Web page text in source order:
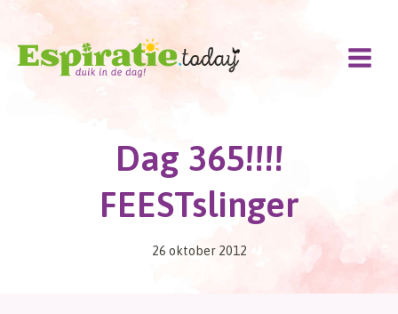
Doorgaan
inhoud
Dag 365!!!!
FEESTslinger
26 oktober 2012